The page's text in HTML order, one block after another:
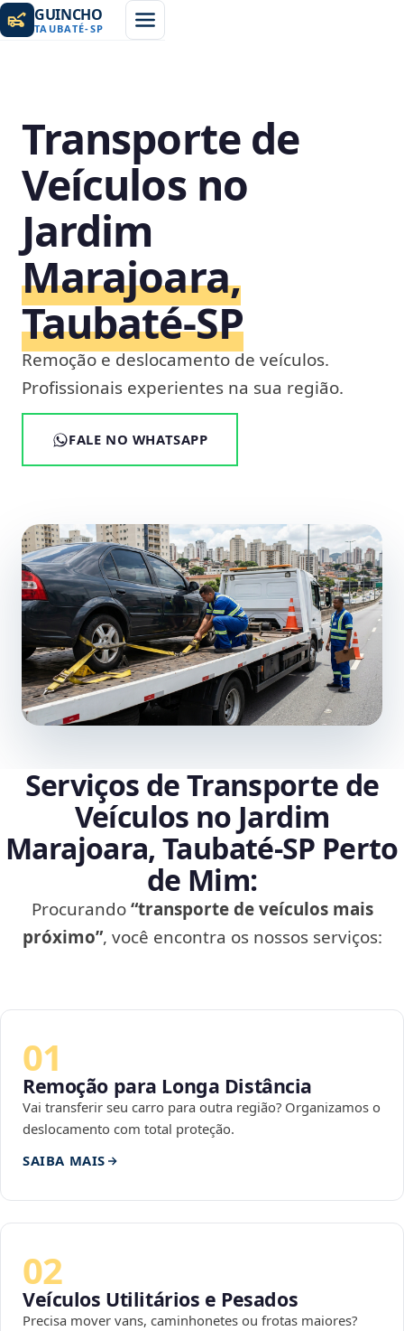
GUINCHO
TAUBATÉ-SP
Transporte de
Veículos no
Jardim
Marajoara,
Taubaté‑SP
Remoção e deslocamento de veículos.
Profissionais experientes na sua região.
FALE NO WHATSAPP
Serviços de Transporte de
Veículos no Jardim
Marajoara, Taubaté‑SP Perto
de Mim:
Procurando“transporte de veículos mais
próximo”, você encontra os nossos serviços:
01
Remoção para Longa Distância
Vai transferir seu carro para outra região? Organizamos o
deslocamento com total proteção.
SAIBA MAIS
02
Veículos Utilitários e Pesados
Precisa mover vans, caminhonetes ou frotas maiores?